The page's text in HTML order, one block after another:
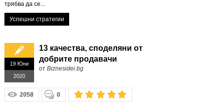
трябва да се...
Успешни стратегии
19 Юни
2020
13 качества, споделяни от
добрите продавачи
от Biznesidei.bg
2058 0